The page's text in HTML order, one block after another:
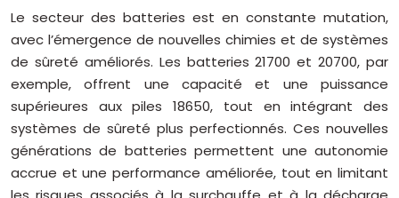
Le secteur des batteries est en constante mutation,
avec l’émergence de nouvelles chimies et de systèmes
de sûreté améliorés. Les batteries 21700 et 20700, par
exemple, offrent une capacité et une puissance
supérieures aux piles 18650, tout en intégrant des
systèmes de sûreté plus perfectionnés. Ces nouvelles
générations de batteries permettent une autonomie
accrue et une performance améliorée, tout en limitant